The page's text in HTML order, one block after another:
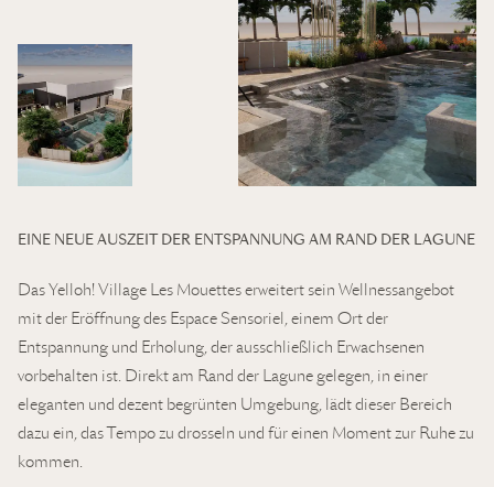
EINE NEUE AUSZEIT DER ENTSPANNUNG AM RAND DER LAGUNE
Das Yelloh! Village Les Mouettes erweitert sein Wellnessangebot
mit der Eröffnung des Espace Sensoriel, einem Ort der
Entspannung und Erholung, der ausschließlich Erwachsenen
vorbehalten ist. Direkt am Rand der Lagune gelegen, in einer
eleganten und dezent begrünten Umgebung, lädt dieser Bereich
dazu ein, das Tempo zu drosseln und für einen Moment zur Ruhe zu
kommen.